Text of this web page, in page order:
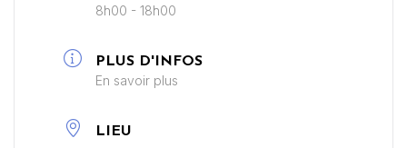
8h00 - 18h00
PLUS D'INFOS
En savoir plus
LIEU